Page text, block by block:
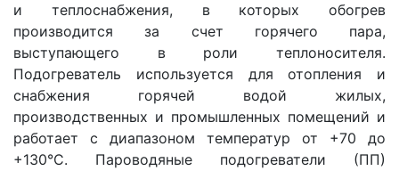
и теплоснабжения, в которых обогрев
производится за счет горячего пара,
выступающего в роли теплоносителя.
Подогреватель используется для отопления и
снабжения горячей водой жилых,
производственных и промышленных помещений и
работает с диапазоном температур от +70 до
+130°С. Пароводяные подогреватели (ПП)